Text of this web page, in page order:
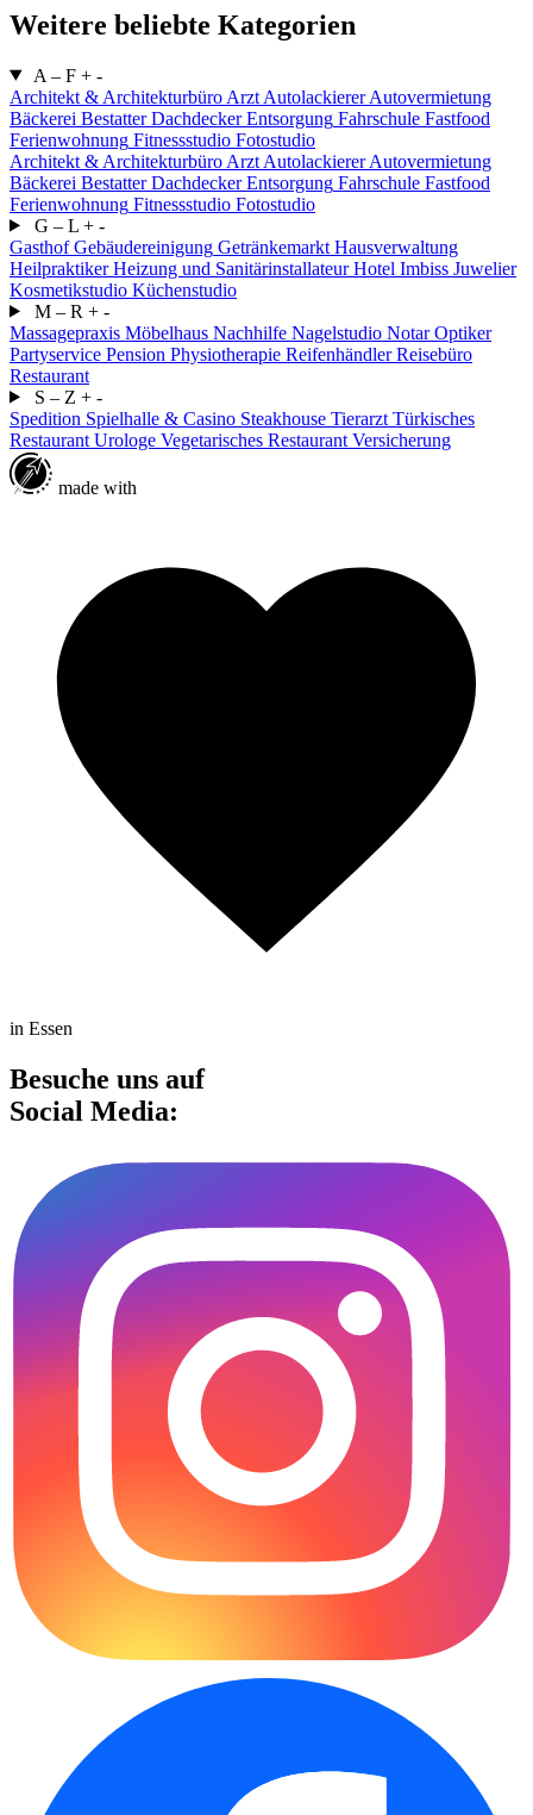
Weitere beliebte Kategorien
A – F + -
Architekt & Architekturbüro Arzt Autolackierer Autovermietung
Bäckerei Bestatter Dachdecker Entsorgung Fahrschule Fastfood
Ferienwohnung Fitnessstudio Fotostudio
Architekt & Architekturbüro Arzt Autolackierer Autovermietung
Bäckerei Bestatter Dachdecker Entsorgung Fahrschule Fastfood
Ferienwohnung Fitnessstudio Fotostudio
G – L + -
Gasthof Gebäudereinigung Getränkemarkt Hausverwaltung
Heilpraktiker Heizung und Sanitärinstallateur Hotel Imbiss Juwelier
Kosmetikstudio Küchenstudio
M – R + -
Massagepraxis Möbelhaus Nachhilfe Nagelstudio Notar Optiker
Partyservice Pension Physiotherapie Reifenhändler Reisebüro
Restaurant
S – Z + -
Spedition Spielhalle & Casino Steakhouse Tierarzt Türkisches
Restaurant Urologe Vegetarisches Restaurant Versicherung
made with
in Essen
Besuche uns auf
Social Media: